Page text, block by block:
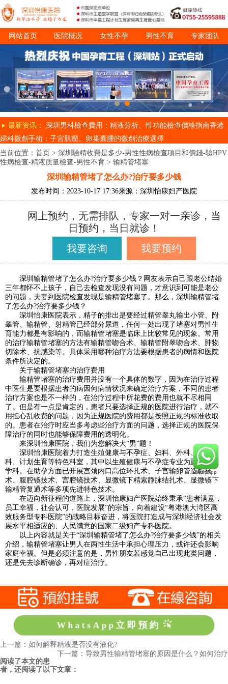
网站首页 医院概况 女性不孕 男性不育 专家团队
诊疗项目 就医指南
最新资讯： 深圳男科檢查費用：精液分析、性功能檢查價格指南香港
婦科微創手術：子宮肌瘤、卵巢囊腫的微創治療選擇
当前位置： 首页 > 深圳驗精收費是多少-男性性病檢查項目和價錢-驗HPV
性病檢查-精液质量檢查-男性不育 > 输精管堵塞
深圳输精管堵了怎么办?治疗要多少钱
发布时间：2023-10-17 17:36来源：深圳怡康妇产医院
网上预约，无需排队，专家一对一亲诊，当
日预约，当日就诊！
我要咨询
我要预约
深圳输精管堵了怎么办?治疗要多少钱？网友表示自己跟老公结婚
三年都怀不上孩子，自己去检查发现没有问题，才意识到可能是老公
的问题，夫妻到医院检查发现是输精管堵塞了。那么，深圳输精管堵
了怎么办?治疗要多少钱？
深圳怡康医院表示，精子的排出是要经过精管睾丸输出小管、附
睾管、输精管、射精管已经部分尿道，任何一处出现了堵塞对男性生
育能力都是有影响的，而输精管堵塞是临床上比较常见的现象。常用
的治疗输精管堵塞的方法有输精管吻合术、输精管附睾吻合术、肿物
切除术、抗感染等。具体采用哪种治疗方法要根据患者的病情和医院
条件所决定的。
关于输精管堵塞的治疗费用
输精管堵塞的治疗费用并没有一个具体的数字，因为在治疗过程
中医生是要根据患者的病因何病情状况来确定治疗方案，不同的患者
治疗方案也是不一样的，在治疗过程中所花费的费用也就不尽相同
了。但是有一点是肯定的，患者只要选择正规的医院进行治疗，就不
用担心乱收费的问题，因为正规医院的费用都是按照正规的标准收取
的。患者在治疗时应当多考虑些治疗方面的问题，选择正规的医院保
障治疗的同时也能够保障费用的透明化。
来深圳怡康医院，我们为您解决大“男”题！
深圳怡康医院着力打造生殖健康与不孕症、妇科、外科、中医
科、计划生育等特色科室，其中以生殖健康与不孕症专业为重点建设
学科。在助孕方面已开展宫颈内口高位环扎术、子宫输卵管造影技
术、腹腔镜技术、宫腔镜技术、显微镜下精索静脉结扎术、显微镜下
输精管复通术等多项先进特色技术。
在迈向新征程的道路上，深圳怡康妇产医院始终秉承“患者满意，
员工幸福，社会认可，医院发展”的宗旨，向着建设“粤港澳大湾区高
效服务型专科医院”的战略目标奋进，将医院打造成与深圳经济社会发
展水平相适应的、人民满意的国家二级妇产专科医院。
以上内容就是关于“深圳输精管堵了怎么办?治疗要多少钱”的相关
介绍，输精管堵塞让男人在两性生活中承担心理压力，或许还会影响
家庭幸福。但是必须注意的是，男性朋友若感觉自己出现此类问题，
还是先去诊断确诊，再对症治疗。
WhatsApp立即預約
上一篇：如何解释精液是否没有液化?
下一篇：导致男性输精管堵塞的原因是什么？如何治疗
阅读了本文的患
者，还阅读了以下文章：